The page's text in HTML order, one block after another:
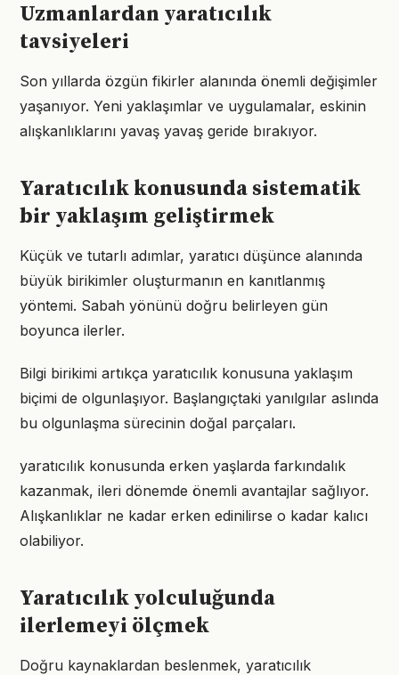
Uzmanlardan yaratıcılık
tavsiyeleri
Son yıllarda özgün fikirler alanında önemli değişimler
yaşanıyor. Yeni yaklaşımlar ve uygulamalar, eskinin
alışkanlıklarını yavaş yavaş geride bırakıyor.
Yaratıcılık konusunda sistematik
bir yaklaşım geliştirmek
Küçük ve tutarlı adımlar, yaratıcı düşünce alanında
büyük birikimler oluşturmanın en kanıtlanmış
yöntemi. Sabah yönünü doğru belirleyen gün
boyunca ilerler.
Bilgi birikimi artıkça yaratıcılık konusuna yaklaşım
biçimi de olgunlaşıyor. Başlangıçtaki yanılgılar aslında
bu olgunlaşma sürecinin doğal parçaları.
yaratıcılık konusunda erken yaşlarda farkındalık
kazanmak, ileri dönemde önemli avantajlar sağlıyor.
Alışkanlıklar ne kadar erken edinilirse o kadar kalıcı
olabiliyor.
Yaratıcılık yolculuğunda
ilerlemeyi ölçmek
Doğru kaynaklardan beslenmek, yaratıcılık